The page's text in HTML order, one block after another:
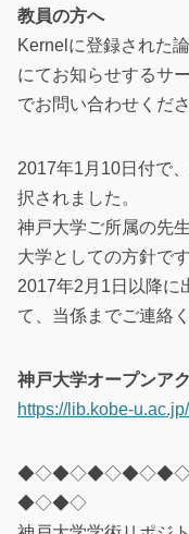
教員の方へ
Kernelに登録された
にてお知らせするサ
でお問い合わせくださ
2017年1月10日付で
択されました。
神戸大学ご所属の先
大学としての方針です
2017年2月1日以降に
て、当係までご連絡
神戸大学オープンア
https://lib.kobe-
◆◇◆◇